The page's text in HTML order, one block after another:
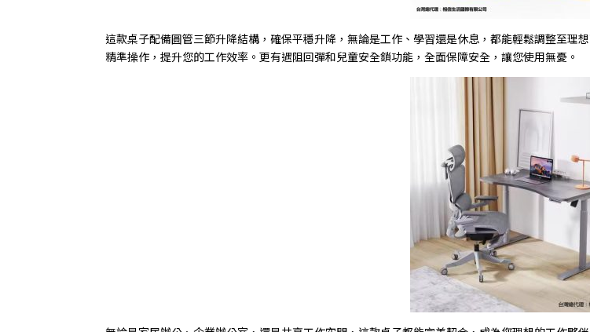
這款桌子配備圓管三節升降結構，確保平穩升降，無論是工作、學習還是休息，都能輕鬆調整至理
精準操作，提升您的工作效率。更有遇阻回彈和兒童安全鎖功能，全面保障安全，讓您使用無憂。